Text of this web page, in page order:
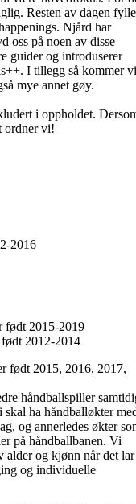
Resten av dagen
Njård har
oss på noen av disse
guider og introduserer
I tillegg så kommer vi
mye annet gøy.
i oppholdet.
ordner vi!
2016
født 2015-2019
2012-2014
født 2015, 2016, 2017,
håndballspiller
ha håndballøkter
og annerledes økter
på håndballbanen. Vi
alder og kjønn når det lar
og individuelle